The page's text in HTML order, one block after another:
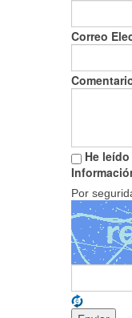
Correo
He
Por